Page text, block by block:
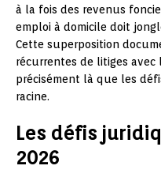
à la fois des revenus
emploi à domicile doit
Cette superposition
récurrentes de litiges avec
précisément là que les
racine.
Les défis
2026